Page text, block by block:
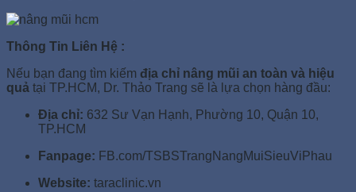
Thông Tin Liên Hệ :
Nếu bạn đang tìm kiếm địa chỉ nâng mũi an toàn và hiệu
quả tại TP.HCM, Dr. Thảo Trang sẽ là lựa chọn hàng đầu:
Địa chỉ: 632 Sư Vạn Hạnh, Phường 10, Quận 10,
TP.HCM
Fanpage: FB.com/TSBSTrangNangMuiSieuViPhau
Website: taraclinic.vn